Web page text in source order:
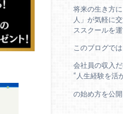
将来の生き方
人」が気軽に
ススクールを運
このブログでは
会社員の収入
“人生経験を活
の始め方を公